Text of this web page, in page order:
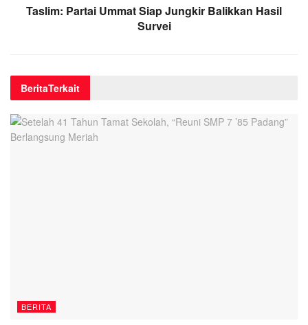
Taslim: Partai Ummat Siap Jungkir Balikkan Hasil
Survei
BeritaTerkait
BERITA